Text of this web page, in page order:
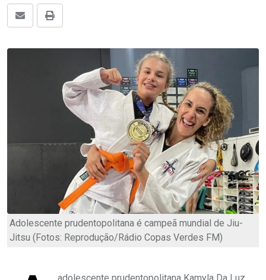
Adolescente prudentopolitana é campeã mundial de Jiu-
Jitsu (Fotos: Reprodução/Rádio Copas Verdes FM)